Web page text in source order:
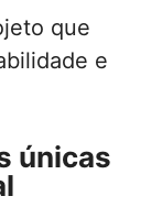
que
e
únicas